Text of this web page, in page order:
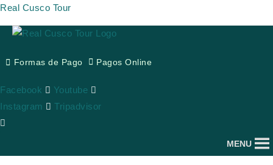
Ir
al
Real Cusco Tour
Formas de Pago Pagos Online
Facebook
Youtube
Instagram
Tripadvisor
MENU